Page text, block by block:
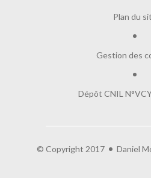
Plan du
Gestion des
Dépôt CNIL
© Copyright 2017 Daniel